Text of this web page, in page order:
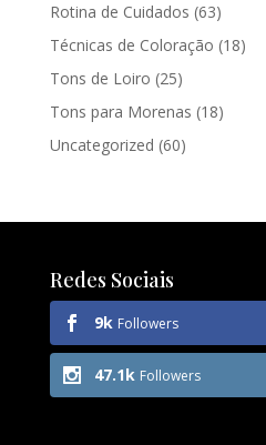
Rotina de Cuidados (63)
Técnicas de Coloração (18)
Tons de Loiro (25)
Tons para Morenas (18)
Uncategorized (60)
Redes Sociais
9k Followers
47.1k Followers